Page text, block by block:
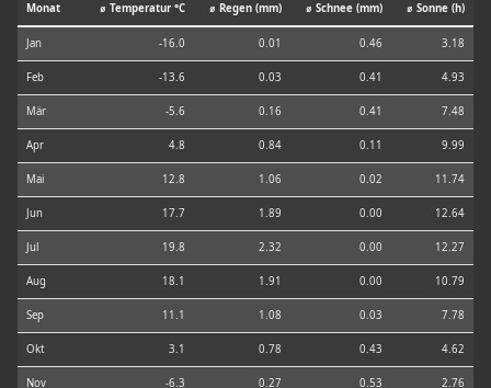
Monat ⌀ Temperatur °C ⌀ Regen (mm) ⌀ Schnee (mm) ⌀ Sonne (h)
Jan -16.0 0.01 0.46 3.18
Feb -13.6 0.03 0.41 4.93
Mär -5.6 0.16 0.41 7.48
Apr 4.8 0.84 0.11 9.99
Mai 12.8 1.06 0.02 11.74
Jun 17.7 1.89 0.00 12.64
Jul 19.8 2.32 0.00 12.27
Aug 18.1 1.91 0.00 10.79
Sep 11.1 1.08 0.03 7.78
Okt 3.1 0.78 0.43 4.62
Nov -6.3 0.27 0.53 2.76